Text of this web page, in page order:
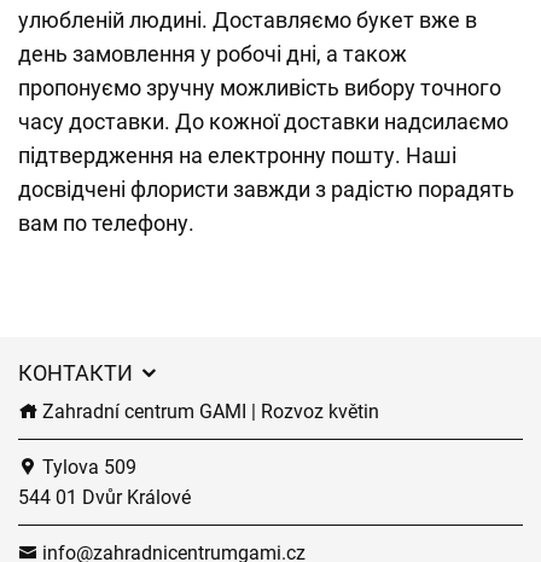
улюбленій людині. Доставляємо букет вже в
день замовлення у робочі дні, а також
пропонуємо зручну можливість вибору точного
часу доставки. До кожної доставки надсилаємо
підтвердження на електронну пошту. Наші
досвідчені флористи завжди з радістю порадять
вам по телефону.
КОНТАКТИ
Zahradní centrum GAMI | Rozvoz květin
Tylova 509
544 01 Dvůr Králové
info@zahradnicentrumgami.cz